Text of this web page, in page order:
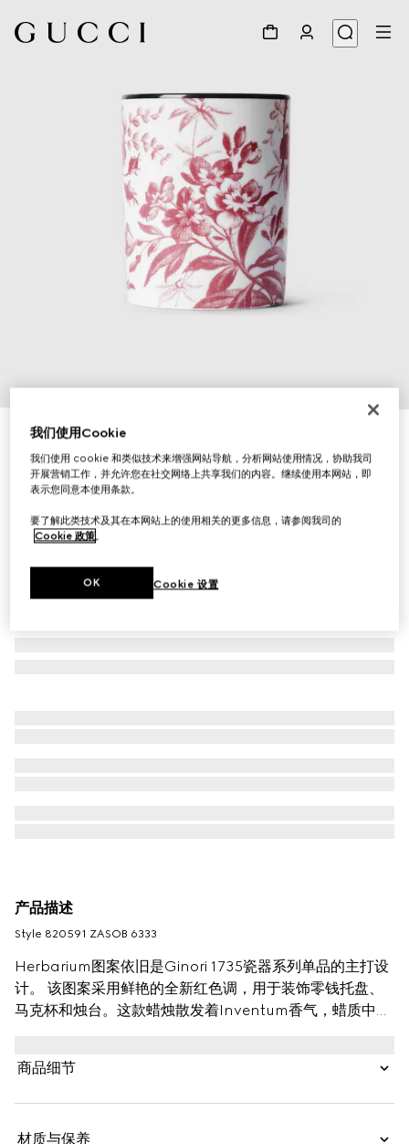
Herbarium印花蜡烛，Inventum香型
£215
相关款式樱桃红白色
产品描述
Style ‎820591 ZASOB 6333
Herbarium图案依旧是Ginori 1735瓷器系列单品的主打设
计。 该图案采用鲜艳的全新红色调，用于装饰零钱托盘、
马克杯和烛台。这款蜡烛散发着Inventum香气，蜡质中融
商品细节
材质与保养
我们使用Cookie
我们使用 cookie 和类似技术来增强网站导航，分析网站使用情况，协助我司
开展营销工作，并允许您在社交网络上共享我们的内容。继续使用本网站，即
表示您同意本使用条款。
要了解此类技术及其在本网站上的使用相关的更多信息，请参阅我司的
Cookie 政策。
Cookie 设置
OK